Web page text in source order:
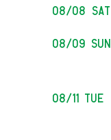
08/08 Sat
08/09 Sun
08/11 Tue